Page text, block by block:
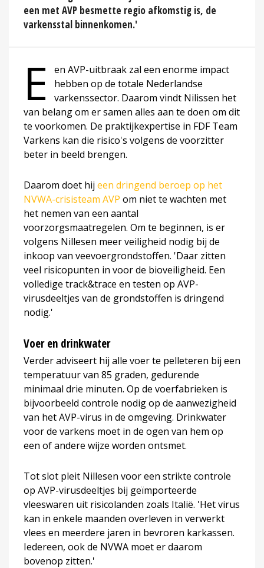
een met AVP besmette regio afkomstig is, de
varkensstal binnenkomen.'
E
en AVP-uitbraak zal een enorme impact
hebben op de totale Nederlandse
varkenssector. Daarom vindt Nilissen het
van belang om er samen alles aan te doen om dit
te voorkomen. De praktijkexpertise in FDF Team
Varkens kan die risico's volgens de voorzitter
beter in beeld brengen.
Daarom doet hij een dringend beroep op het
NVWA-crisisteam AVP om niet te wachten met
het nemen van een aantal
voorzorgsmaatregelen. Om te beginnen, is er
volgens Nillesen meer veiligheid nodig bij de
inkoop van veevoergrondstoffen. 'Daar zitten
veel risicopunten in voor de bioveiligheid. Een
volledige track&trace en testen op AVP-
virusdeeltjes van de grondstoffen is dringend
nodig.'
Voer en drinkwater
Verder adviseert hij alle voer te pelleteren bij een
temperatuur van 85 graden, gedurende
minimaal drie minuten. Op de voerfabrieken is
bijvoorbeeld controle nodig op de aanwezigheid
van het AVP-virus in de omgeving. Drinkwater
voor de varkens moet in de ogen van hem op
een of andere wijze worden ontsmet.
Tot slot pleit Nillesen voor een strikte controle
op AVP-virusdeeltjes bij geïmporteerde
vleeswaren uit risicolanden zoals Italië. 'Het virus
kan in enkele maanden overleven in verwerkt
vlees en meerdere jaren in bevroren karkassen.
Iedereen, ook de NVWA moet er daarom
bovenop zitten.'